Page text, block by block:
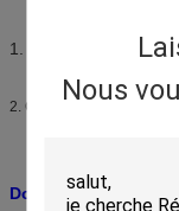
Nous
1. Confère un toucher
2. Confère une faible
Domaine